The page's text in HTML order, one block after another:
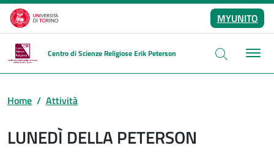
Salta al contenuto principale
MYUNITO
Centro di Scienze Religiose Erik Peterson
Home Attività
LUNEDÌ DELLA PETERSON